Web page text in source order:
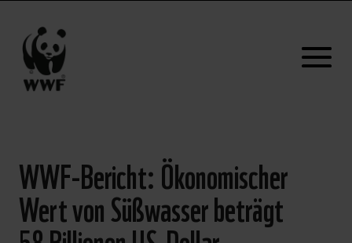
WWF-Bericht: Ökonomischer
Wert von Süßwasser beträgt